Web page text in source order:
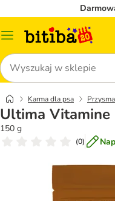
Menu
Szukaj
Karma dla psa
Ultima Vitamine
150 g
(0)